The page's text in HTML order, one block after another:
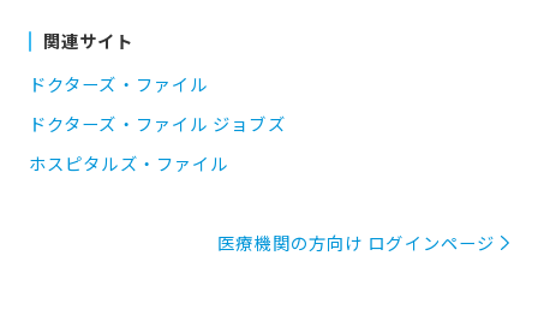
関連サイト
ドクターズ・ファイル
ドクターズ・ファイル ジョブズ
ホスピタルズ・ファイル
医療機関の方向け ログインページ